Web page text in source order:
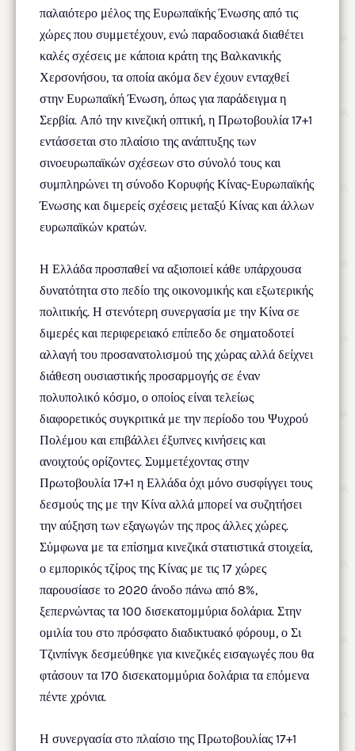
παλαιότερο μέλος της Ευρωπαϊκής Ένωσης από τις
χώρες που συμμετέχουν, ενώ παραδοσιακά διαθέτει
καλές σχέσεις με κάποια κράτη της Βαλκανικής
Χερσονήσου, τα οποία ακόμα δεν έχουν ενταχθεί
στην Ευρωπαϊκή Ένωση, όπως για παράδειγμα η
Σερβία. Από την κινεζική οπτική, η Πρωτοβουλία 17+1
εντάσσεται στο πλαίσιο της ανάπτυξης των
σινοευρωπαϊκών σχέσεων στο σύνολό τους και
συμπληρώνει τη σύνοδο Κορυφής Κίνας-Ευρωπαϊκής
Ένωσης και διμερείς σχέσεις μεταξύ Κίνας και άλλων
ευρωπαϊκών κρατών.
Η Ελλάδα προσπαθεί να αξιοποιεί κάθε υπάρχουσα
δυνατότητα στο πεδίο της οικονομικής και εξωτερικής
πολιτικής. Η στενότερη συνεργασία με την Κίνα σε
διμερές και περιφερειακό επίπεδο δε σηματοδοτεί
αλλαγή του προσανατολισμού της χώρας αλλά δείχνει
διάθεση ουσιαστικής προσαρμογής σε έναν
πολυπολικό κόσμο, ο οποίος είναι τελείως
διαφορετικός συγκριτικά με την περίοδο του Ψυχρού
Πολέμου και επιβάλλει έξυπνες κινήσεις και
ανοιχτούς ορίζοντες. Συμμετέχοντας στην
Πρωτοβουλία 17+1 η Ελλάδα όχι μόνο συσφίγγει τους
δεσμούς της με την Κίνα αλλά μπορεί να συζητήσει
την αύξηση των εξαγωγών της προς άλλες χώρες.
Σύμφωνα με τα επίσημα κινεζικά στατιστικά στοιχεία,
ο εμπορικός τζίρος της Κίνας με τις 17 χώρες
παρουσίασε το 2020 άνοδο πάνω από 8%,
ξεπερνώντας τα 100 δισεκατομμύρια δολάρια. Στην
ομιλία του στο πρόσφατο διαδικτυακό φόρουμ, ο Σι
Τζινπίνγκ δεσμεύθηκε για κινεζικές εισαγωγές που θα
φτάσουν τα 170 δισεκατομμύρια δολάρια τα επόμενα
πέντε χρόνια.
Η συνεργασία στο πλαίσιο της Πρωτοβουλίας 17+1